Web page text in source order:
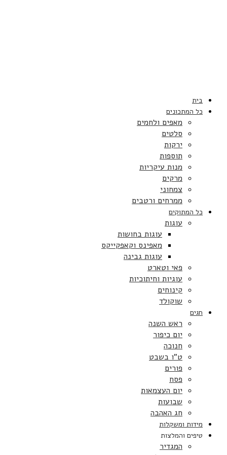
בית
כל המתכונים
מאפים ולחמים
סלטים
ירקות
תוספות
מנות עיקריות
מרקים
צמחוני
ממרחים ורטבים
כל המתוקים
עוגות
עוגות בחושות
מאפינס וקאפקייקס
עוגות גבינה
פאי וטארט
עוגיות וחיתוכיות
קינוחים
שוקולד
חגים
ראש השנה
יום כיפור
חנוכה
ט”ו בשבט
פורים
פסח
יום העצמאות
שבועות
חג האהבה
מידות ומשקלות
טיפים והמלצות
המגדיר